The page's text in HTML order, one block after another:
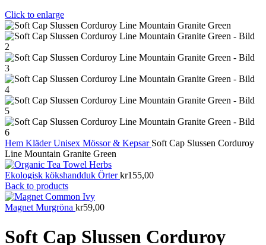
Click to enlarge
Hem KläderUnisex Mössor & Kepsar Soft Cap Slussen Corduroy
Line Mountain Granite Green
Ekologisk kökshandduk Örterkr155,00
Back to products
Magnet Murgröna kr59,00
Soft Cap Slussen Corduroy